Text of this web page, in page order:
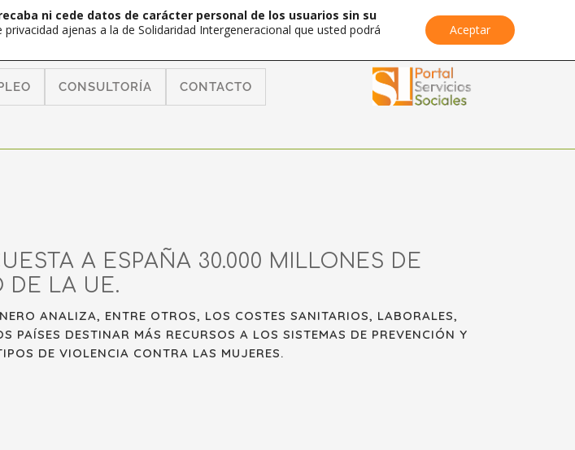
CONSULTORÍA CONTACTO
A ESPAÑA 30.000 MILLONES DE
DE LA UE.
ANALIZA, ENTRE OTROS, LOS COSTES SANITARIOS, LABORALES,
DESTINAR MÁS RECURSOS A LOS SISTEMAS DE PREVENCIÓN Y
DE VIOLENCIA CONTRA LAS MUJERES.
ni cede datos de carácter personal de los usuarios sin su
ajenas a la de Solidaridad Intergeneracional que usted podrá
Aceptar